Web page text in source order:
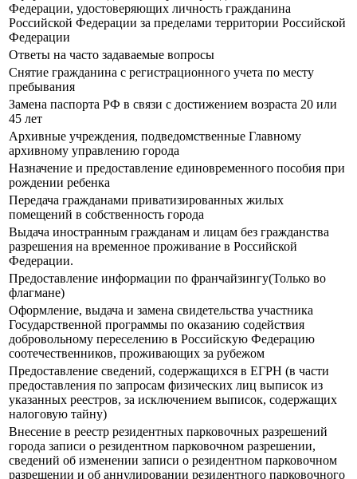
Федерации, удостоверяющих личность гражданина
Российской Федерации за пределами территории Российской
Федерации
Ответы на часто задаваемые вопросы
Снятие гражданина с регистрационного учета по месту
пребывания
Замена паспорта РФ в связи с достижением возраста 20 или
45 лет
Архивные учреждения, подведомственные Главному
архивному управлению города
Назначение и предоставление единовременного пособия при
рождении ребенка
Передача гражданами приватизированных жилых
помещений в собственность города
Выдача иностранным гражданам и лицам без гражданства
разрешения на временное проживание в Российской
Федерации.
Предоставление информации по франчайзингу(Только во
флагмане)
Оформление, выдача и замена свидетельства участника
Государственной программы по оказанию содействия
добровольному переселению в Российскую Федерацию
соотечественников, проживающих за рубежом
Предоставление сведений, содержащихся в ЕГРН (в части
предоставления по запросам физических лиц выписок из
указанных реестров, за исключением выписок, содержащих
налоговую тайну)
Внесение в реестр резидентных парковочных разрешений
города записи о резидентном парковочном разрешении,
сведений об изменении записи о резидентном парковочном
разрешении и об аннулировании резидентного парковочного